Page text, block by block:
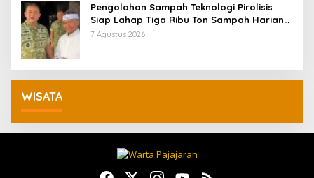
Pengolahan Sampah Teknologi Pirolisis
Siap Lahap Tiga Ribu Ton Sampah Harian
Jawa Barat
7 Agustus 2026
WISATA